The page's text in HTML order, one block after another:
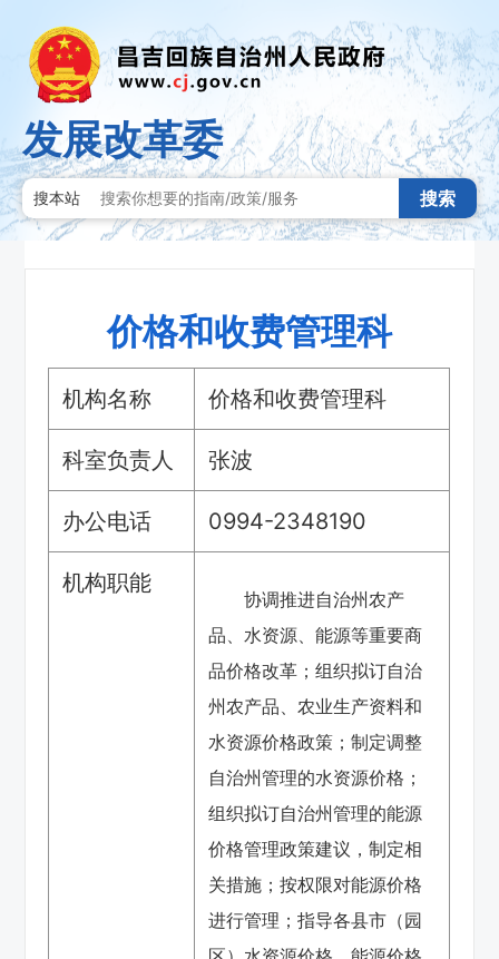
发展改革委
搜本站 搜索
价格和收费管理科
机构名称 价格和收费管理科
科室负责人 张波
办公电话 0994-2348190
机构职能
协调推进自治州农产
品、水资源、能源等重要商
品价格改革；组织拟订自治
州农产品、农业生产资料和
水资源价格政策；制定调整
自治州管理的水资源价格；
组织拟订自治州管理的能源
价格管理政策建议，制定相
关措施；按权限对能源价格
进行管理；指导各县市（园